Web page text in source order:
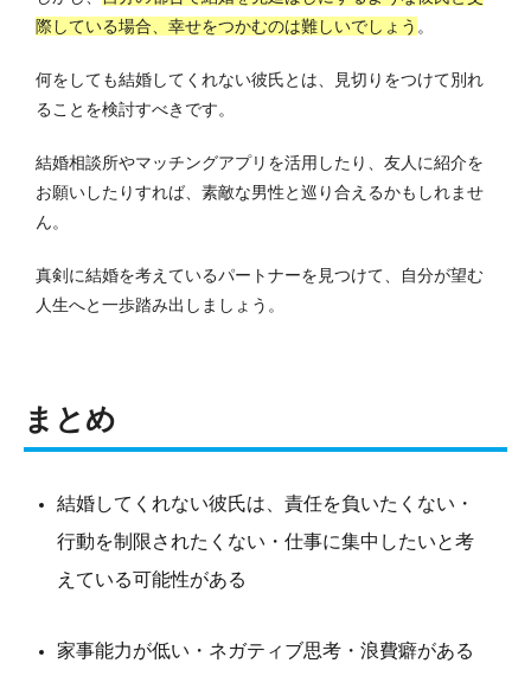
際している場合、幸せをつかむのは難しいでしょう 。
何をしても結婚してくれない彼氏とは、見切りをつけて別れ
ることを検討すべきです。
結婚相談所やマッチングアプリを活用したり、友人に紹介を
お願いしたりすれば、素敵な男性と巡り合えるかもしれませ
ん。
真剣に結婚を考えているパートナーを見つけて、自分が望む
人生へと一歩踏み出しましょう。
まとめ
結婚してくれない彼氏は、責任を負いたくない・
行動を制限されたくない・仕事に集中したいと考
えている可能性がある
家事能力が低い・ネガティブ思考・浪費癖がある